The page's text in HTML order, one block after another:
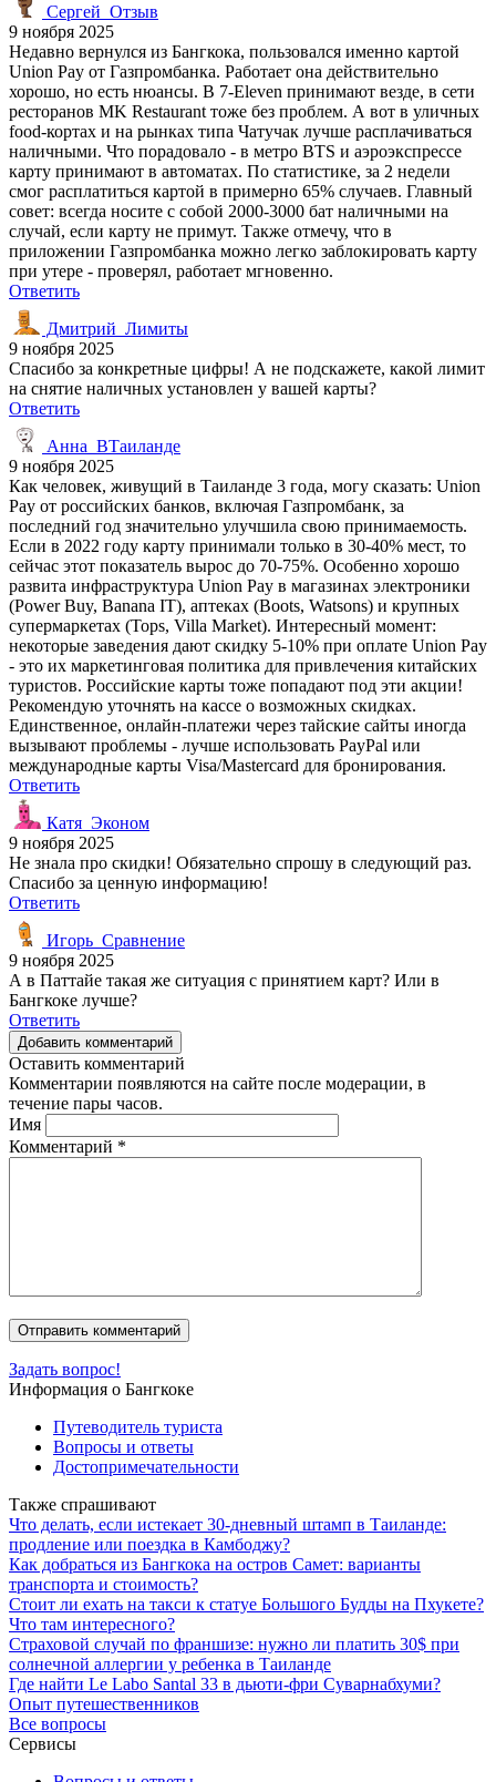
Сергей_Отзыв
9 ноября 2025
Недавно вернулся из Бангкока, пользовался именно картой
Union Pay от Газпромбанка. Работает она действительно
хорошо, но есть нюансы. В 7-Eleven принимают везде, в сети
ресторанов MK Restaurant тоже без проблем. А вот в уличных
food-кортах и на рынках типа Чатучак лучше расплачиваться
наличными. Что порадовало - в метро BTS и аэроэкспрессе
карту принимают в автоматах. По статистике, за 2 недели
смог расплатиться картой в примерно 65% случаев. Главный
совет: всегда носите с собой 2000-3000 бат наличными на
случай, если карту не примут. Также отмечу, что в
приложении Газпромбанка можно легко заблокировать карту
при утере - проверял, работает мгновенно.
Ответить
Дмитрий_Лимиты
9 ноября 2025
Спасибо за конкретные цифры! А не подскажете, какой лимит
на снятие наличных установлен у вашей карты?
Ответить
Анна_ВТаиланде
9 ноября 2025
Как человек, живущий в Таиланде 3 года, могу сказать: Union
Pay от российских банков, включая Газпромбанк, за
последний год значительно улучшила свою принимаемость.
Если в 2022 году карту принимали только в 30-40% мест, то
сейчас этот показатель вырос до 70-75%. Особенно хорошо
развита инфраструктура Union Pay в магазинах электроники
(Power Buy, Banana IT), аптеках (Boots, Watsons) и крупных
супермаркетах (Tops, Villa Market). Интересный момент:
некоторые заведения дают скидку 5-10% при оплате Union Pay
- это их маркетинговая политика для привлечения китайских
туристов. Российские карты тоже попадают под эти акции!
Рекомендую уточнять на кассе о возможных скидках.
Единственное, онлайн-платежи через тайские сайты иногда
вызывают проблемы - лучше использовать PayPal или
международные карты Visa/Mastercard для бронирования.
Ответить
Катя_Эконом
9 ноября 2025
Не знала про скидки! Обязательно спрошу в следующий раз.
Спасибо за ценную информацию!
Ответить
Игорь_Сравнение
9 ноября 2025
А в Паттайе такая же ситуация с принятием карт? Или в
Бангкоке лучше?
Ответить
Добавить комментарий
Оставить комментарий
Комментарии появляются на сайте после модерации, в
течение пары часов.
Имя
Комментарий *
Задать вопрос!
Информация о Бангкоке
Путеводитель туриста
Вопросы и ответы
Достопримечательности
Также спрашивают
Что делать, если истекает 30-дневный штамп в Таиланде:
продление или поездка в Камбоджу?
Как добраться из Бангкока на остров Самет: варианты
транспорта и стоимость?
Стоит ли ехать на такси к статуе Большого Будды на Пхукете?
Что там интересного?
Страховой случай по франшизе: нужно ли платить 30$ при
солнечной аллергии у ребенка в Таиланде
Где найти Le Labo Santal 33 в дьюти-фри Суварнабхуми?
Опыт путешественников
Все вопросы
Сервисы